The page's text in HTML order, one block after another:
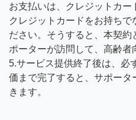
お支払いは、クレジットカー
クレジットカードをお持ちで
ださい。そうすると、本契
ポーターが訪問して、高齢者
5.サービス提供終了後は、必
価まで完了すると、サポー
きます。